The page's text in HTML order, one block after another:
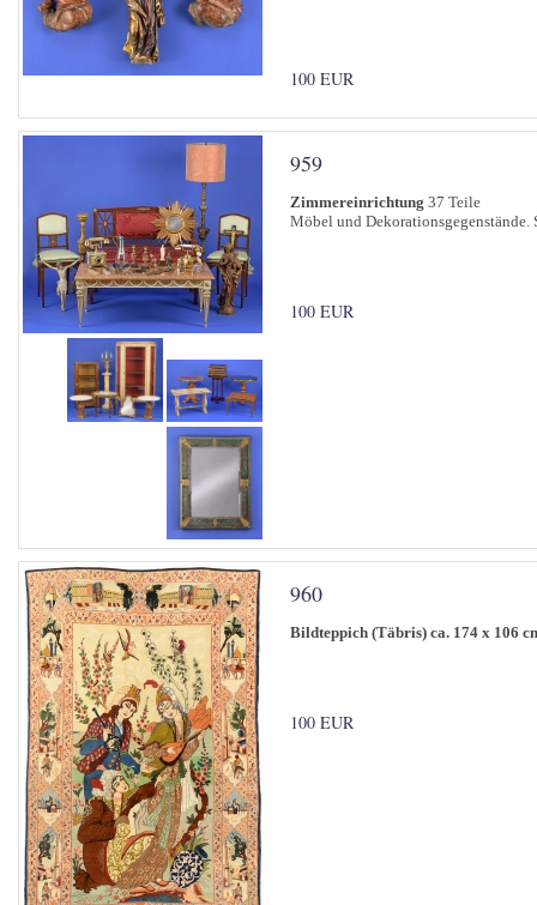
100 EUR
959
Zimmereinrichtung 37 Teile
Möbel und
100 EUR
960
Bildteppich (Täbris) ca. 174 x 106
100 EUR